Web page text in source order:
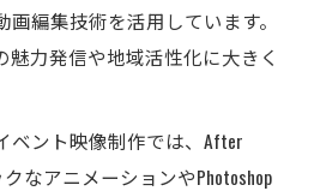
編集技術を活用しています。
魅力発信や地域活性化に大きく
ベント映像制作では、After
なアニメーションやPhotoshop